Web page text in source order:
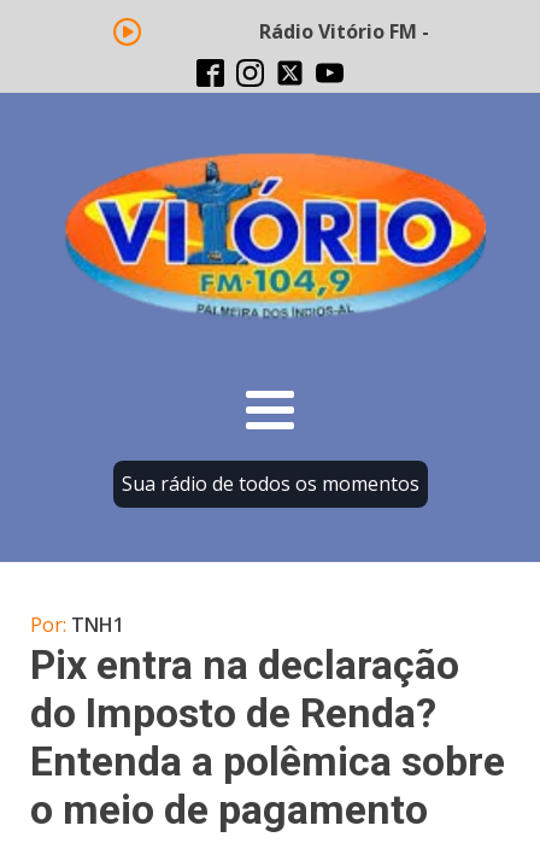
Rádio Vitório FM -
Sua rádio de todos os momentos
Por: TNH1
Pix entra na declaração
do Imposto de Renda?
Entenda a polêmica sobre
o meio de pagamento